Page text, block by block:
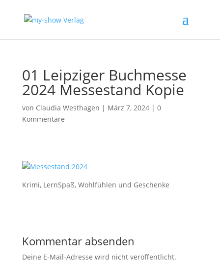
01 Leipziger Buchmesse
2024 Messestand Kopie
von Claudia Westhagen | März 7, 2024| 0
Kommentare
Krimi, LernSpaß, Wohlfühlen und Geschenke
Kommentar absenden
Deine E-Mail-Adresse wird nicht veröffentlicht.